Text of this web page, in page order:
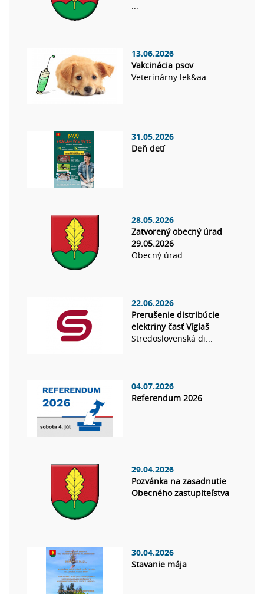
...
13.06.2026
Vakcinácia psov
Veterinárny lek&aa...
31.05.2026
Deň detí
28.05.2026
Zatvorený obecný úrad
29.05.2026
Obecný úrad...
22.06.2026
Prerušenie distribúcie
elektriny časť Víglaš
Stredoslovenská di...
04.07.2026
Referendum 2026
29.04.2026
Pozvánka na zasadnutie
Obecného zastupiteľstva
30.04.2026
Stavanie mája